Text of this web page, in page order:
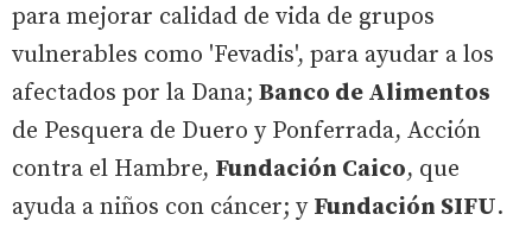
para mejorar calidad de vida de grupos
vulnerables como 'Fevadis', para ayudar a los
afectados por la Dana; Banco de Alimentos
de Pesquera de Duero y Ponferrada, Acción
contra el Hambre, Fundación Caico, que
ayuda a niños con cáncer; y Fundación SIFU.